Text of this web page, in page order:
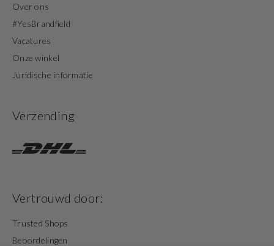
Over ons
#YesBrandfield
Vacatures
Onze winkel
Juridische informatie
Verzending
Vertrouwd door:
Trusted Shops
Beoordelingen